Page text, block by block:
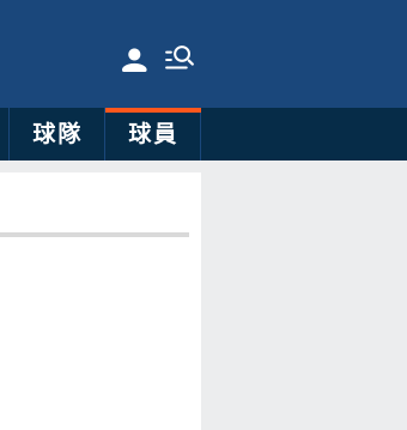
球隊 球員